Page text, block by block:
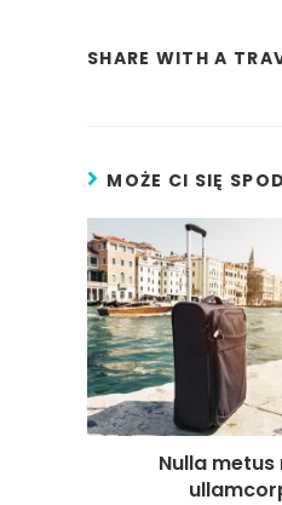
SHARE WITH A
MOŻE CI SIĘ
Nulla